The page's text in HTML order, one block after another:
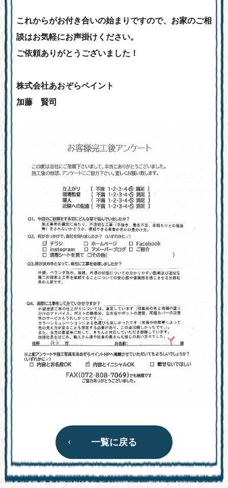
これからがお付き合いの始まりですので、お家のご相
談はお気軽にお声掛けください。
ご依頼ありがとうございました！
株式会社あおぞらペイント
加藤 賢司
一覧に戻る